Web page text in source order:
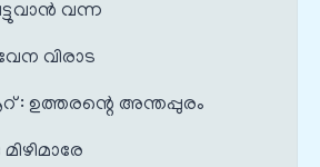
വന്ന
വിരാട
: ഉത്തരന്റെ അന്തപ്പുരം